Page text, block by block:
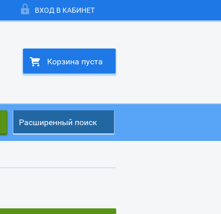
ВХОД В КАБИНЕТ
Корзина пуста
Расширенный поиск